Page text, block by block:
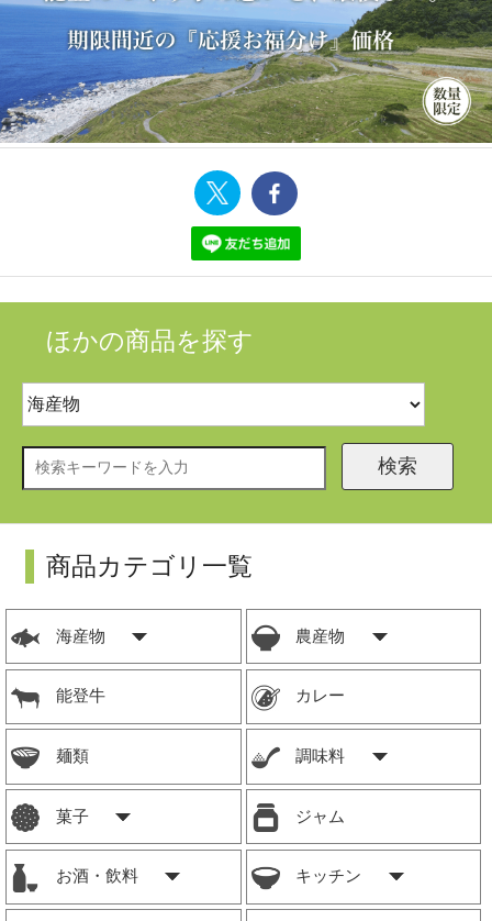
ほかの商品を探す
検索
商品カテゴリ一覧
海産物 農産物
能登牛 カレー
麺類 調味料
菓子 ジャム
お酒・飲料 キッチン